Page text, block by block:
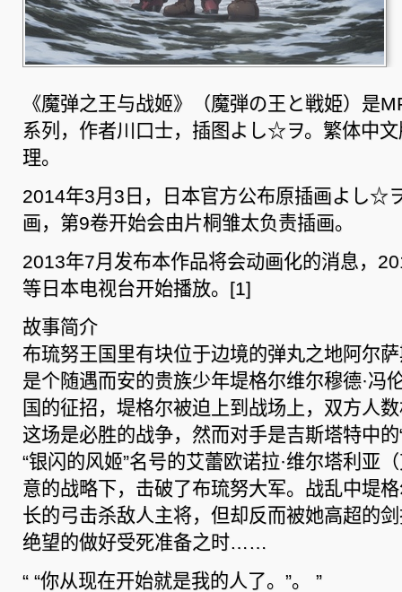
《魔弹之王与战姬》（魔弾の王と戦姫）是
系列，作者川口士，插图よし☆ヲ。繁体中
理。
2014年3月3日，日本官方公布原插画よし☆
画，第9卷开始会由片桐雏太负责插画。
2013年7月发布本作品将会动画化的消息，
等日本电视台开始播放。[1]
故事简介
布琉努王国里有块位于边境的弹丸之地阿尔
是个随遇而安的贵族少年堤格尔维尔穆德·冯
国的征招，堤格尔被迫上到战场上，双方人
这场是必胜的战争，然而对手是吉斯塔特中的
“银闪的风姬”名号的艾蕾欧诺拉·维尔塔利亚
意的战略下，击破了布琉努大军。战乱中堤
长的弓击杀敌人主将，但却反而被她高超的
绝望的做好受死准备之时……
“ “你从现在开始就是我的人了。”。 ”